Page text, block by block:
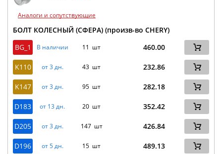
Аналоги и сопутствующие
БОЛТ КОЛЕСНЫЙ (СФЕРА) (произв-во CHERY)
BG_1
В наличии 11 шт 460.00
K110 от 3 дн. 43 шт 232.86
K147 от 3 дн. 95 шт 282.18
D183 от 13 дн. 20 шт 352.42
D205 от 3 дн. 147 шт 426.84
D196 от 5 дн. 15 шт 489.13